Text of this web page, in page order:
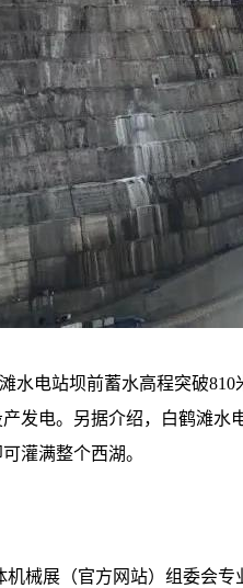
电站坝前蓄水高程突破810
发电。另据介绍，白鹤滩水
灌满整个西湖。
械展（官方网站）组委会专